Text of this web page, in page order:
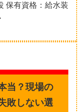
保有資格：給水装
当？現場の
敗しない選